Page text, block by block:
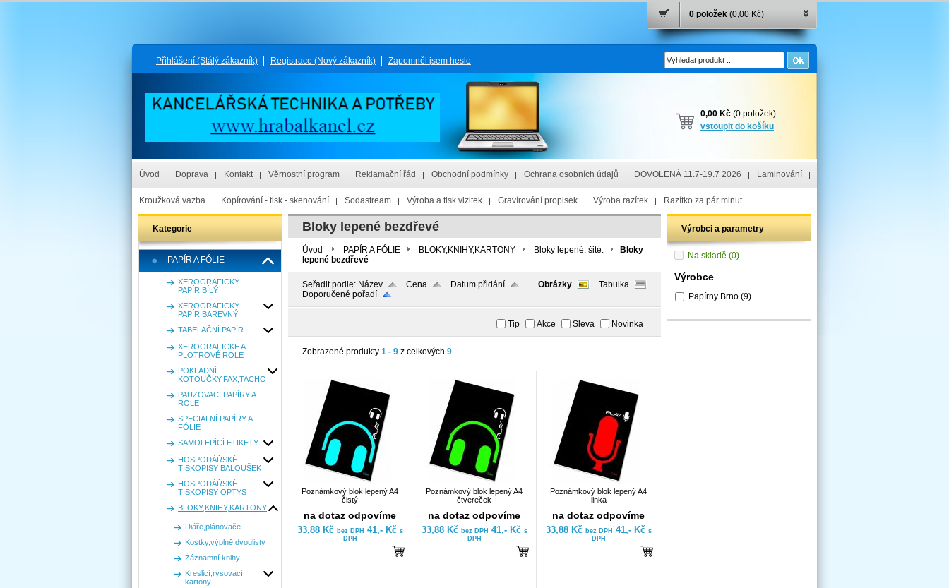
0 položek (0,00 Kč)
Přihlášení (Stálý zákazník) Registrace (Nový zákazník) Zapomněl jsem heslo
0,00 Kč (0 položek)
vstoupit do košíku
Úvod Doprava Kontakt Věrnostní program Reklamační řád Obchodní podmínky Ochrana osobních údajů DOVOLENÁ 11.7-19.7 2026 Laminování
Kroužková vazba Kopírování - tisk - skenování Sodastream Výroba a tisk vizitek Gravírování propisek Výroba razítek Razítko za pár minut
Kategorie
PAPÍR A FÓLIE
XEROGRAFICKÝ
PAPÍR BÍLÝ
XEROGRAFICKÝ
PAPÍR BAREVNÝ
TABELAČNÍ PAPÍR
XEROGRAFICKÉ A
PLOTROVÉ ROLE
POKLADNÍ
KOTOUČKY,FAX,TACHO
PAUZOVACÍ PAPÍRY A
ROLE
SPECIÁLNÍ PAPÍRY A
FÓLIE
SAMOLEPÍCÍ ETIKETY
HOSPODÁŘSKÉ
TISKOPISY BALOUŠEK
HOSPODÁŘSKÉ
TISKOPISY OPTYS
BLOKY,KNIHY,KARTONY
Diáře,plánovače
Kostky,výplně,dvoulisty
Záznamní knihy
Kreslicí,rýsovací
kartony
Bloky lepené bezdřevé
Úvod PAPÍR A FÓLIE BLOKY,KNIHY,KARTONY Bloky lepené, šité.
Bloky
lepené bezdřevé
Seřadit podle: Název Cena
Datum přidání
Doporučené pořadí
Obrázky Tabulka
Tip Akce Sleva Novinka
Zobrazené produkty 1 - 9 z celkových 9
Poznámkový blok lepený A4
čistý
na dotaz odpovíme
33,88 Kč bez DPH 41,- Kč s
DPH
Poznámkový blok lepený A4
čtvereček
na dotaz odpovíme
33,88 Kč bez DPH 41,- Kč s
DPH
Poznámkový blok lepený A4
linka
na dotaz odpovíme
33,88 Kč bez DPH 41,- Kč s
DPH
Výrobci a parametry
Na skladě (0)
Výrobce
Papírny Brno (9)